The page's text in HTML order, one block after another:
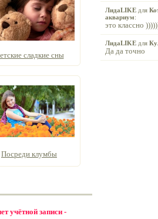
сладкие сны
Посреди клумбы
учётной записи -
ЛидаLIKE для
аквариум:
это классно
ЛидаLIKE для
Да да точно